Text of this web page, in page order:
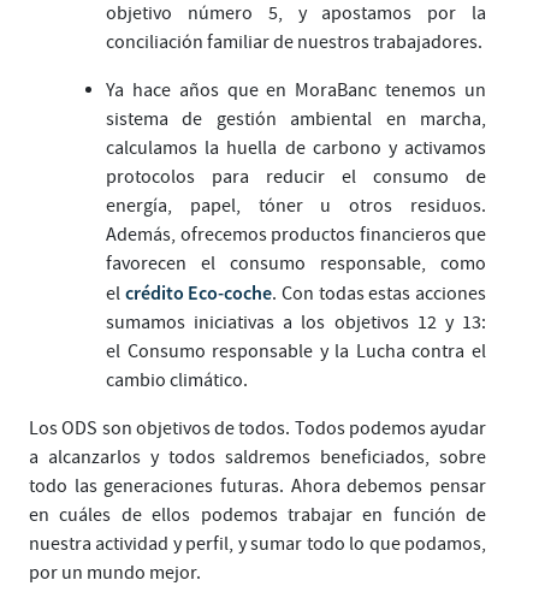
objetivo número 5, y apostamos por la
conciliación familiar de nuestros trabajadores.
Ya hace años que en MoraBanc tenemos un
sistema de gestión ambiental en marcha,
calculamos la huella de carbono y activamos
protocolos para reducir el consumo de
energía, papel, tóner u otros residuos.
Además, ofrecemos productos financieros que
favorecen el consumo responsable, como
el crédito Eco-coche. Con todas estas acciones
sumamos iniciativas a los objetivos 12 y 13:
el Consumo responsable y la Lucha contra el
cambio climático.
Los ODS son objetivos de todos. Todos podemos ayudar
a alcanzarlos y todos saldremos beneficiados, sobre
todo las generaciones futuras. Ahora debemos pensar
en cuáles de ellos podemos trabajar en función de
nuestra actividad y perfil, y sumar todo lo que podamos,
por un mundo mejor.